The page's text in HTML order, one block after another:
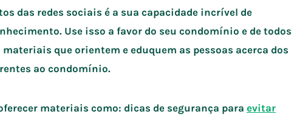
das redes sociais é a sua capacidade incrível de
Use isso a favor do seu condomínio e de todos
que orientem e eduquem as pessoas acerca dos
ao condomínio.
materiais como: dicas de segurança para evitar